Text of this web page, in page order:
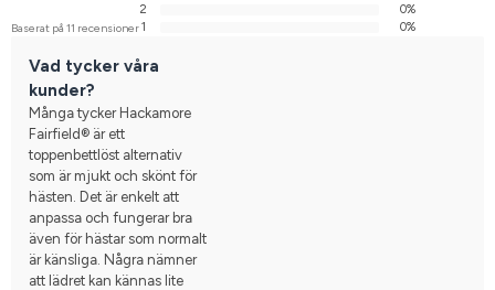
Baserat på 11 recensioner
2
0%
1
0%
Vad tycker våra
kunder?
Många tycker Hackamore
Fairfield® är ett
toppenbettlöst alternativ
som är mjukt och skönt för
hästen. Det är enkelt att
anpassa och fungerar bra
även för hästar som normalt
är känsliga. Några nämner
att lädret kan kännas lite